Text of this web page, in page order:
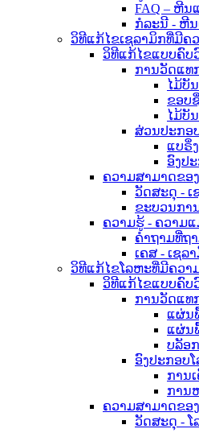
FAQ – ຫີ
ກໍລະນີ - ຫີ
ວິທີແກ້ໄຂເຊລາມິກທີ່ມີຄ
ວິທີແກ້ໄຂແບບຄົບ
ການວັດແທ
ໄມ້ບັ
ຂອບ
ໄມ້ບັ
ສ່ວນປະກອ
ແບຣິ່
ອົງປ
ຄວາມສາມາດຂອ
ວັດສະດຸ - ເ
ຂະບວນກາ
ຄວາມຮູ້ - ຄວາມ
ຄຳຖາມທີ່ຖ
ເຄສ - ເຊລ
ວິທີແກ້ໄຂໂລຫະທີ່ມີຄວາ
ວິທີແກ້ໄຂແບບຄົບ
ການວັດແທ
ແຜ່ນ
ແຜ່ນ
ບລັອ
ອົງປະກອບ
ການ
ການ
ຄວາມສາມາດຂອ
ວັດສະດຸ - ໂ